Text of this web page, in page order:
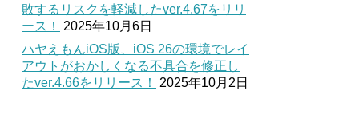
敗するリスクを軽減したver.4.67をリリ
ース！
2025年10月6日
ハヤえもんiOS版、iOS 26の環境でレイ
アウトがおかしくなる不具合を修正し
たver.4.66をリリース！
2025年10月2日